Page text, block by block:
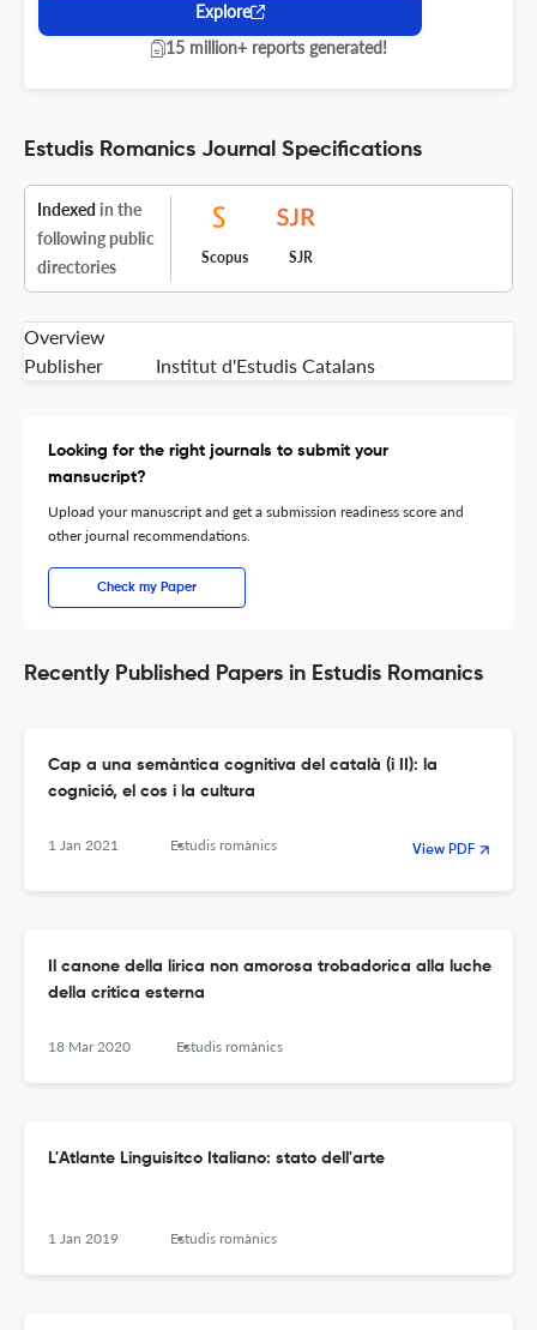
Explore
15 million+ reports generated!
Estudis Romanics Journal Specifications
Indexed in the
following public
directories
Scopus SJR
Overview
Publisher
Institut d'Estudis Catalans
Looking for the right journals to submit your
mansucript?
Upload your manuscript and get a submission readiness score and
other journal recommendations.
Check my Paper
Recently Published Papers in Estudis Romanics
Cap a una semàntica cognitiva del català (i II): la
cognició, el cos i la cultura
1 Jan 2021 Estudis romànics View PDF
Il canone della lirica non amorosa trobadorica alla luche
della critica esterna
18 Mar 2020 Estudis romànics
L'Atlante Linguisitco Italiano: stato dell'arte
1 Jan 2019 Estudis romànics